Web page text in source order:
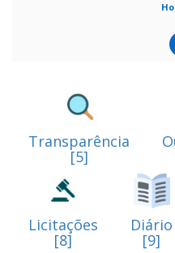
Transparência
[5]
Licitações
[8]
Diário
[9]